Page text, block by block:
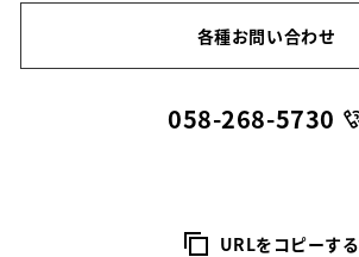
各種お問い合わせ
058-268-5730
URLをコピーする